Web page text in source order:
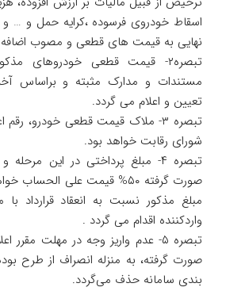
اسقاط خودروی فرسوده ،کرایه حمل و … و
نهایی به قیمت های قطعی و مصوب
تبصره۲- قیمت قطعی خودروهای
مستندات و مدارک مثبته و براساس
تعیین و اعلام می گردد.
تبصره ۳- ملاک قیمت قطعی خودرو،
شورای رقابت خواهد بود.
تبصره ۴- مبلغ پرداختی در این
صورت گرفته ۵۰% قیمت علی
مبلغ مذکور نسبت به انعقاد قرارداد
واردکننده اقدام می گردد .
تبصره ۵- عدم واریز وجه در مهلت
صورت گرفته، به منزله انصراف از طرح
بندی سامانه حذف می‌گردد.